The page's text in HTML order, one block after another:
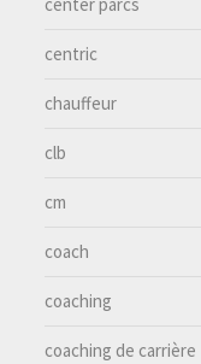
centric
chauffeur
clb
cm
coach
coaching
coaching de carrière